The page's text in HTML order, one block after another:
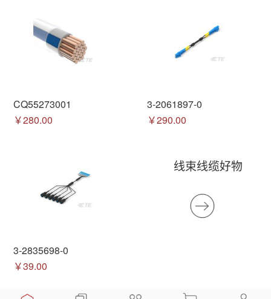
CQ55273001
￥280.00
3-2061897-0
￥290.00
3-2835698-0
￥39.00
线束线缆好物